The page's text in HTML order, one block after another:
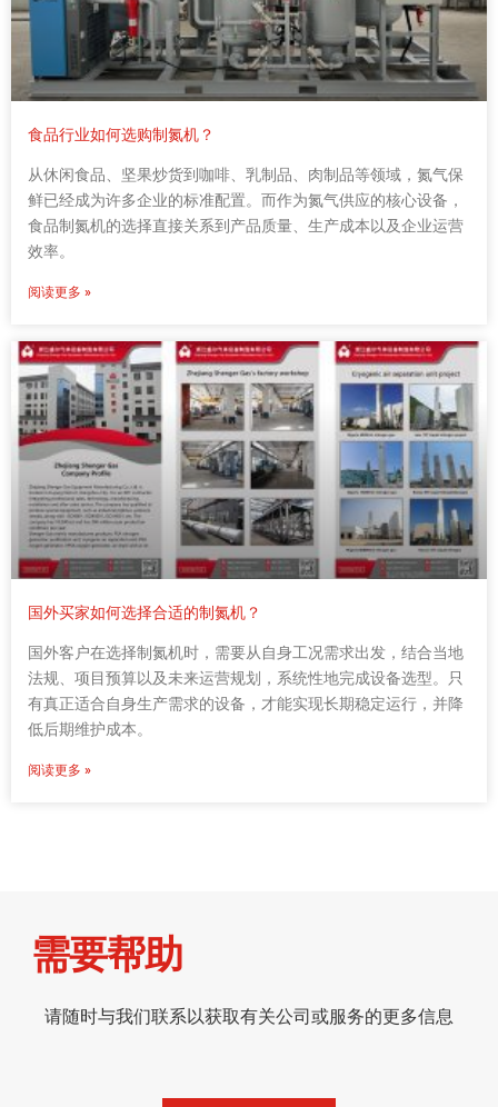
食品行业如何选购制氮机？
从休闲食品、坚果炒货到咖啡、乳制品、肉制品等领域，氮气保
鲜已经成为许多企业的标准配置。而作为氮气供应的核心设备，
食品制氮机的选择直接关系到产品质量、生产成本以及企业运营
效率。
阅读更多 »
国外买家如何选择合适的制氮机？
国外客户在选择制氮机时，需要从自身工况需求出发，结合当地
法规、项目预算以及未来运营规划，系统性地完成设备选型。只
有真正适合自身生产需求的设备，才能实现长期稳定运行，并降
低后期维护成本。
阅读更多 »
需要帮助
请随时与我们联系以获取有关公司或服务的更多信息